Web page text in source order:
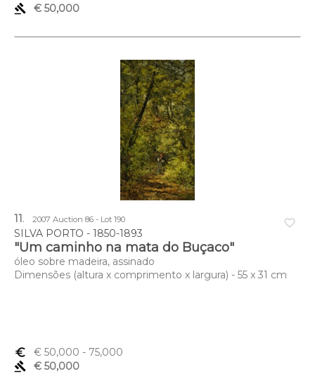
gavel
€ 50,000
favorite_border
11. 2007 Auction 86 - Lot 190
SILVA PORTO - 1850-1893
"Um caminho na mata do Buçaco"
óleo sobre madeira, assinado
Dimensões (altura x comprimento x largura) - 55 x 31 cm
euro_symbol € 50,000 - 75,000
gavel
€ 50,000